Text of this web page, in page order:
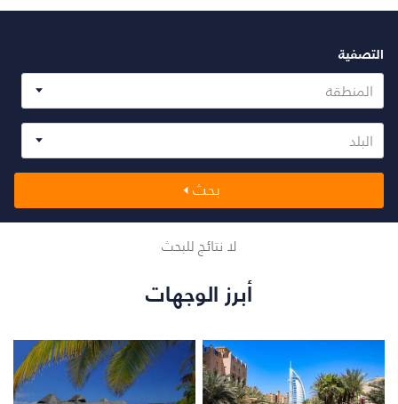
التصفية
المنطقة
البلد
بحث
لا نتائج للبحث
أبرز الوجهات